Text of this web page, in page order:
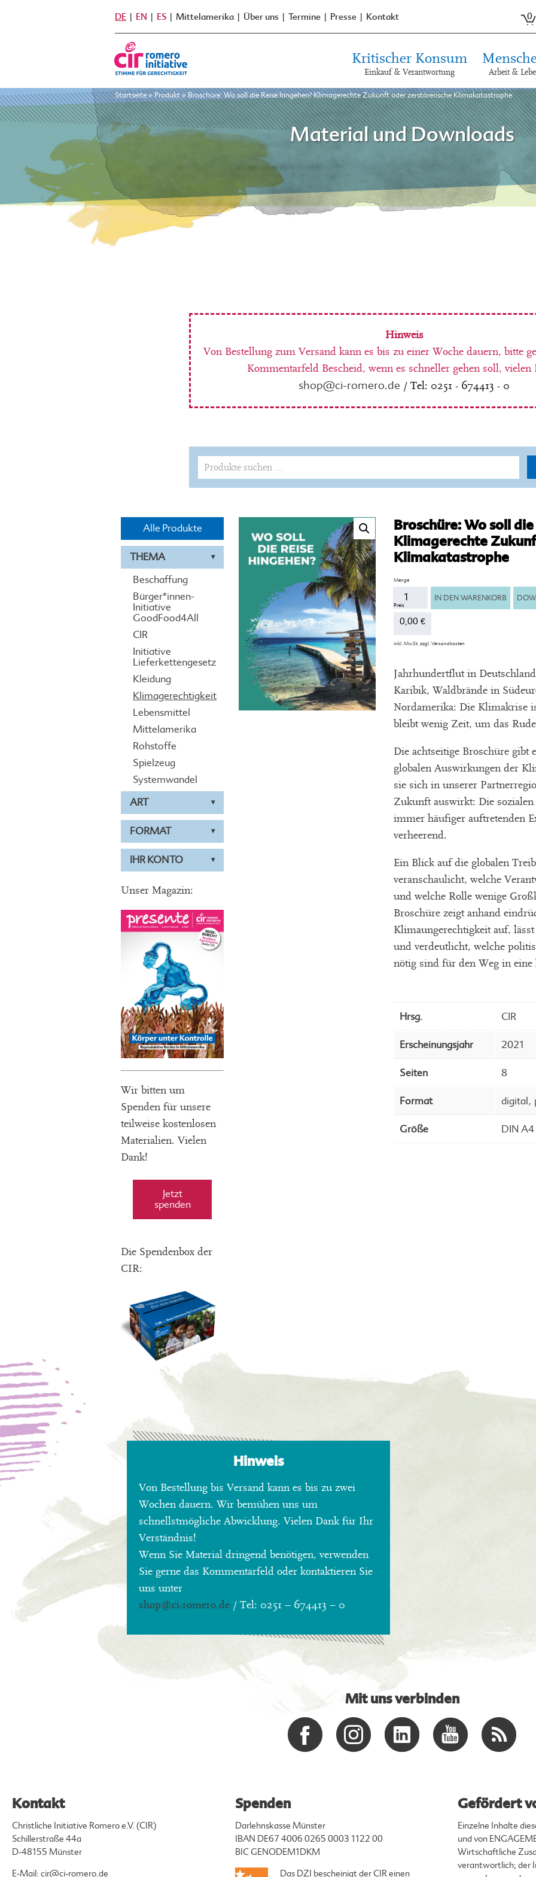
DE EN ES Mittelamerika Über uns Termine Presse Kontakt 0
Kritischer Konsum
Einkauf & Verantwortung Arbeit &
Startseite»Produkt»Broschüre: Wo soll die Reise hingehen? Klimagerechte Zukunft oder zerstörerische Klimakatastrophe
Material und Downloads
Hinweis
Von Bestellung zum Versand kann es bis zu einer Woche dauern, bitte
Kommentarfeld Bescheid, wenn es schneller gehen soll, vielen
shop@ci-romero.de / Tel: 0251 - 674413 - 0
Suchen
nach:
Alle Produkte
THEMA
Beschaffung
Bürger*innen-
Initiative
GoodFood4All
CIR
Initiative
Lieferkettengesetz
Kleidung
Klimagerechtigkeit
Lebensmittel
Mittelamerika
Rohstoffe
Spielzeug
Systemwandel
ART
FORMAT
IHR KONTO
Unser Magazin:
Wir bitten um
Spenden für unsere
teilweise kostenlosen
Materialien. Vielen
Dank!
Jetzt
spenden
Die Spendenbox der
CIR:
Broschüre: Wo soll
Klimagerechte
Klimakatastrophe
Anzahl
IN DEN WARENKORB
0,00 €
inkl. MwSt. zzgl. Versandkosten
Jahrhundertflut in
Karibik, Waldbrände in
Nordamerika: Die Klimakrise
bleibt wenig Zeit, um das
Die achtseitige Broschüre gibt
globalen Auswirkungen der
sie sich in unserer
Zukunft auswirkt: Die
immer häufiger auftretenden
verheerend.
Ein Blick auf die globalen
veranschaulicht, welche
und welche Rolle wenige
Broschüre zeigt anhand
Klimaungerechtigkeit auf,
und verdeutlicht, welche
nötig sind für den Weg in
Hrsg. CIR
Erscheinungsjahr 2021
Seiten 8
Format digital,
Größe DIN A4
Hinweis
Von Bestellung bis Versand kann es bis zu zwei
Wochen dauern. Wir bemühen uns um
schnellstmögliche Abwicklung. Vielen Dank für Ihr
Verständnis!
Wenn Sie Material dringend benötigen, verwenden
Sie gerne das Kommentarfeld oder kontaktieren Sie
uns unter
shop@ci-romero.de / Tel: 0251 – 674413 – 0
Mit uns verbinden
Kontakt
Christliche Initiative Romero e.V. (CIR)
Schillerstraße 44a
D-48155 Münster
E-Mail: cir@ci-romero.de
Spenden
Darlehnskasse Münster
IBAN DE67 4006 0265 0003 1122 00
BIC GENODEM1DKM
Das DZI bescheinigt der CIR einen
Gefördert
Einzelne Inhalte
und von
Wirtschaftliche
verantwortlich; der